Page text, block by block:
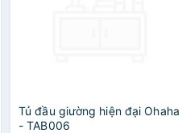
Tủ đầu giường hiện đại Ohaha
- TAB006